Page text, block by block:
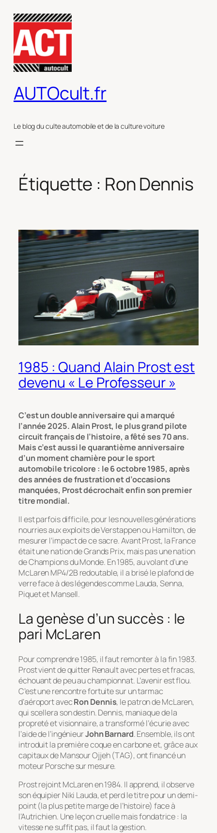
contenu
AUTOcult.fr
Le blog du culte automobile et de la culture voiture
Étiquette : Ron Dennis
1985 : Quand Alain Prost est
devenu « Le Professeur »
C’est un double anniversaire qui a marqué
l’année 2025. Alain Prost, le plus grand pilote
circuit français de l’histoire, a fêté ses 70 ans.
Mais c’est aussi le quarantième anniversaire
d’un moment charnière pour le sport
automobile tricolore : le 6 octobre 1985, après
des années de frustration et d’occasions
manquées, Prost décrochait enfin son premier
titre mondial.
Il est parfois difficile, pour les nouvelles générations
nourries aux exploits de Verstappen ou Hamilton, de
mesurer l’impact de ce sacre. Avant Prost, la France
était une nation de Grands Prix, mais pas une nation
de Champions du Monde. En 1985, au volant d’une
McLaren MP4/2B redoutable, il a brisé le plafond de
verre face à des légendes comme Lauda, Senna,
Piquet et Mansell.
La genèse d’un succès : le
pari McLaren
Pour comprendre 1985, il faut remonter à la fin 1983.
Prost vient de quitter Renault avec pertes et fracas,
échouant de peu au championnat. L’avenir est flou.
C’est une rencontre fortuite sur un tarmac
d’aéroport avecRon Dennis, le patron de McLaren,
qui scellera son destin. Dennis, maniaque de la
propreté et visionnaire, a transformé l’écurie avec
l’aide de l’ingénieurJohn Barnard. Ensemble, ils ont
introduit la première coque en carbone et, grâce aux
capitaux de Mansour Ojjeh (TAG), ont financé un
moteur Porsche sur mesure.
Prost rejoint McLaren en 1984. Il apprend, il observe
son équipier Niki Lauda, et perd le titre pour un demi-
point (la plus petite marge de l’histoire) face à
l’Autrichien. Une leçon cruelle mais fondatrice : la
vitesse ne suffit pas, il faut la gestion.